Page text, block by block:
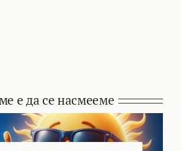
е да се насмееме